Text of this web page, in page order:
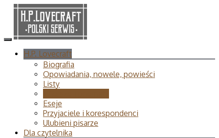
H.P. Lovecraft
Biografia
Opowiadania, nowele, powieści
Listy
Eseje
Przyjaciele i korespondenci
Ulubieni pisarze
Dla czytelnika